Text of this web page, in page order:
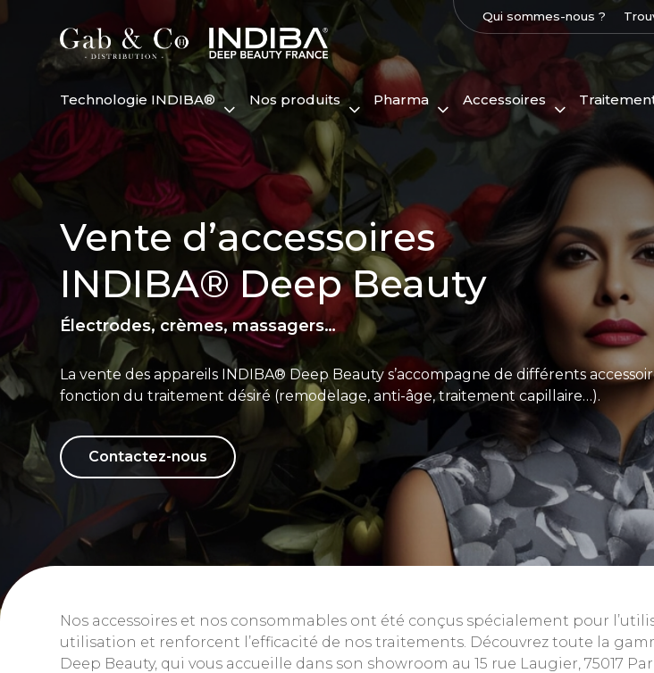
Qui sommes-nous ?
Technologie INDIBA® Nos produits Pharma Accessoires
Vente d’accessoires
INDIBA® Deep Beauty
Électrodes, crèmes, massagers…
La vente des appareils INDIBA® Deep Beauty s’accompagne de différents
fonction du traitement désiré (remodelage, anti-âge, traitement capillaire…).
Contactez-nous
Nos accessoires et nos consommables ont été conçus spécialement pour
utilisation et renforcent l’efficacité de nos traitements. Découvrez toute la
Deep Beauty, qui vous accueille dans son showroom au 15 rue Laugier, 75017